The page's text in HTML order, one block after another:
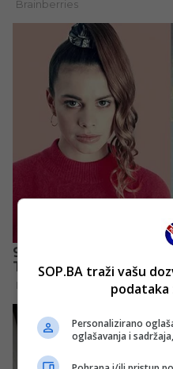
SOP.BA traži vašu
podataka
Personalizirano
oglašavanja i